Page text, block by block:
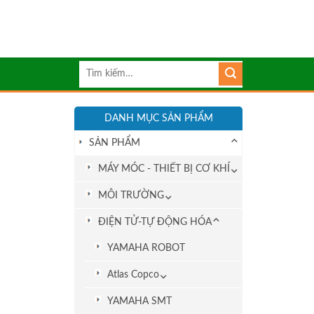
DANH MỤC SẢN PHẨM
SẢN PHẨM
MÁY MÓC - THIẾT BỊ CƠ KHÍ
MÔI TRƯỜNG
ĐIỆN TỬ-TỰ ĐỘNG HÓA
YAMAHA ROBOT
Atlas Copco
YAMAHA SMT